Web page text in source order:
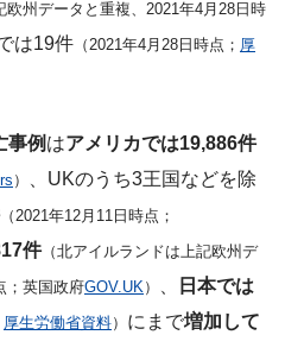
欧州データと重複、2021年4月28日時
は19件 （2021年4月28日時点； 厚
事例 はアメリカでは19,886件
）
、UKのうち3王国などを除
（2021年12月11日時点；
件（北アイルランドは上記欧州デ
；英国政府GOV.UK）
日本では
厚生労働省資料） にまで増加して